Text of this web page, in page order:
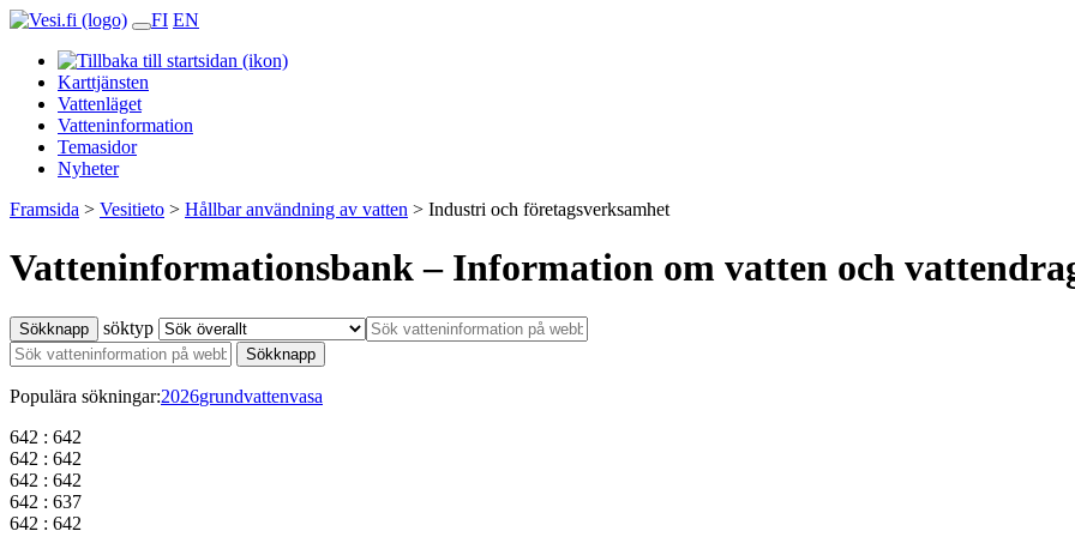
FI EN
Karttjänsten
Vattenläget
Vatteninformation
Temasidor
Nyheter
Framsida > Vesitieto > Hållbar användning av vatten > Industri och företagsverksamhet
Vatteninformationsbank – Information om vatten och
Sökknapp söktyp
Sökknapp
Populära sökningar:2026grundvattenvasa
642 : 642
642 : 642
642 : 642
642 : 637
642 : 642